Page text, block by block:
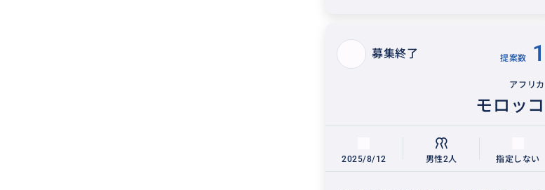
募集終了 提案数 1
アフリカ
モロッコ
2025/8/12 男性2人 指定しない